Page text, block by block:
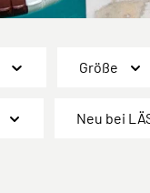
Größe
Neu bei